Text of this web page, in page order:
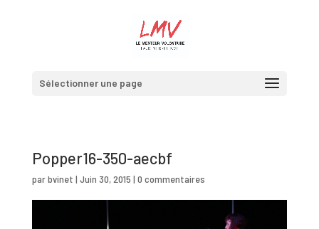
Sélectionner une page
Popper16-350-aecbf
parbvinet | Juin 30, 2015 | 0 commentaires